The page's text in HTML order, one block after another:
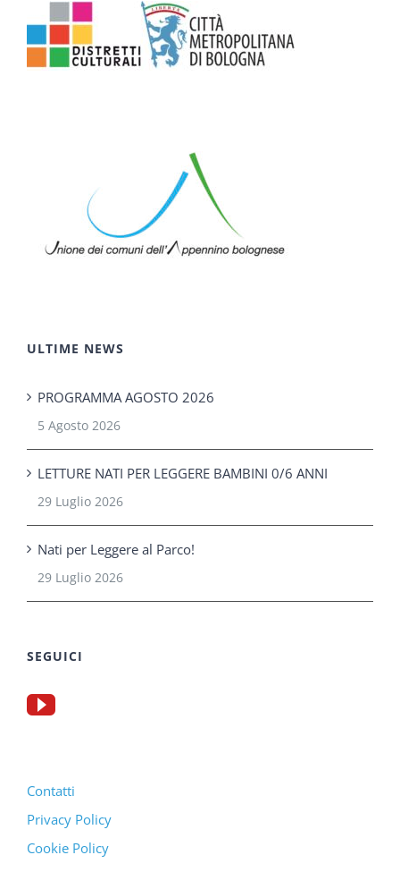
ULTIME NEWS
PROGRAMMA AGOSTO 2026
5 Agosto 2026
LETTURE NATI PER LEGGERE BAMBINI 0/6 ANNI
29 Luglio 2026
Nati per Leggere al Parco!
29 Luglio 2026
SEGUICI
Contatti
Privacy Policy
Cookie Policy